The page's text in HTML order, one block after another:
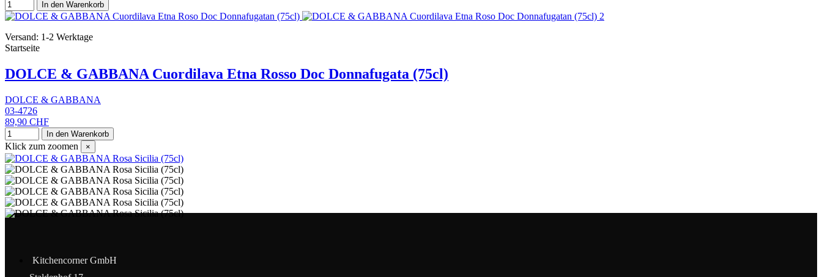
In den Warenkorb
Versand: 1-2 Werktage
Startseite
DOLCE & GABBANA Cuordilava Etna Rosso Doc Donnafugata (75cl)
DOLCE & GABBANA
03-4726
89,90 CHF
In den Warenkorb
Klick zum zoomen ×
Kitchencorner GmbH